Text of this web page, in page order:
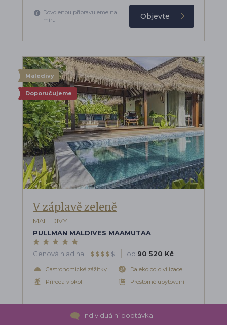
Dovolenou připravujeme na
míru
Objevte
Maledivy
Doporučujeme
V záplavě zeleně
MALEDIVY
PULLMAN MALDIVES MAAMUTAA
Cenová hladina $ $ $ $ $ od 90 520 Kč
Gastronomické zážitky
Příroda v okolí
Daleko od civilizace
Prostorné ubytování
Dovolenou připravujeme na
Individuální poptávka